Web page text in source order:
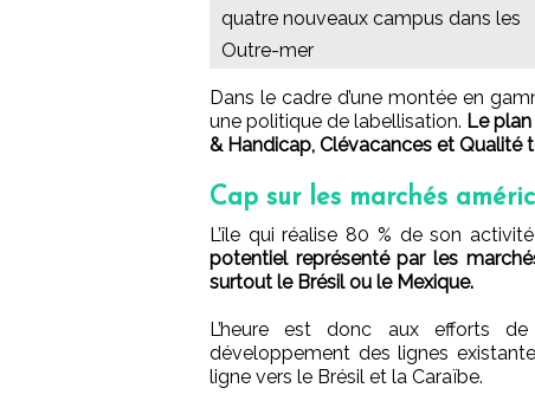
quatre nouveaux campus dans les
Outre-mer
Dans le cadre d’une montée en
une politique de labellisation. Le
& Handicap, Clévacances et Qualité
Cap sur les marchés
L’île qui réalise 80 % de son
potentiel représenté par les
surtout le Brésil ou le Mexique.
L’heure est donc aux efforts
développement des lignes
ligne vers le Brésil et la Caraïbe.